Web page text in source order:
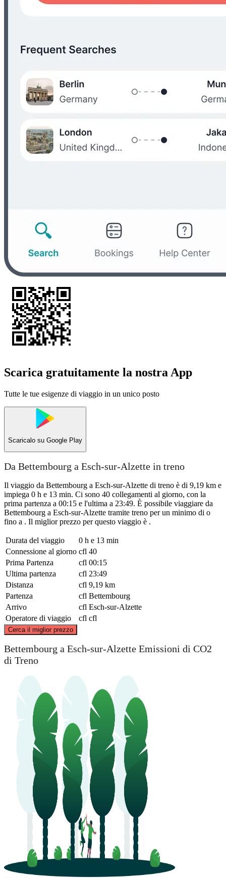
Scarica gratuitamente la nostra App
Tutte le tue esigenze di viaggio in un unico posto
Scaricalo su Google Play
Da Bettembourg a Esch-sur-Alzette in treno
Il viaggio da Bettembourg a Esch-sur-Alzette di treno è di 9,19 km e
impiega 0 h e 13 min. Ci sono 40 collegamenti al giorno, con la
prima partenza a 00:15 e l'ultima a 23:49. È possibile viaggiare da
Bettembourg a Esch-sur-Alzette tramite treno per un minimo di o
fino a . Il miglior prezzo per questo viaggio è .
Durata del viaggio
0 h e 13 min
Connessione al giorno cfl 40
Prima Partenza
cfl 00:15
Ultima partenza
cfl 23:49
Distanza
cfl 9,19 km
Partenza
cfl Bettembourg
Arrivo
cfl Esch-sur-Alzette
Operatore di viaggio
cfl cfl
Cerca il miglior prezzo
Esch-sur-Alzette
Bettembourg a Esch-sur-Alzette Emissioni di CO2
di Treno